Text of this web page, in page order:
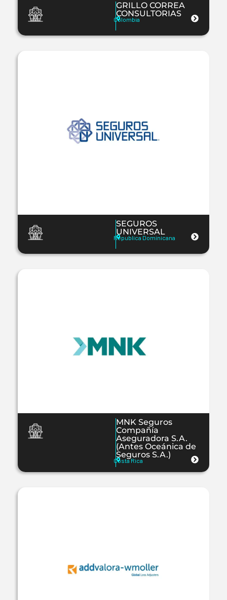
GRILLO CORREA
CONSULTORIAS
Colombia
SEGUROS
UNIVERSAL
Republica Dominicana
MNK Seguros
Compañía
Aseguradora S.A.
(Antes Oceánica de
Seguros S.A.)
Costa Rica